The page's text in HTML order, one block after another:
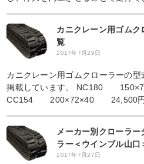
カニクレーン用ゴム
覧
2017年7月29日
カニクレーン用ゴムクローラーの
掲載しています。 NC180
CC154 200×72×40 24,500円
メーカー別クローラ
ラー＜ウインブル山口
2017年7月27日